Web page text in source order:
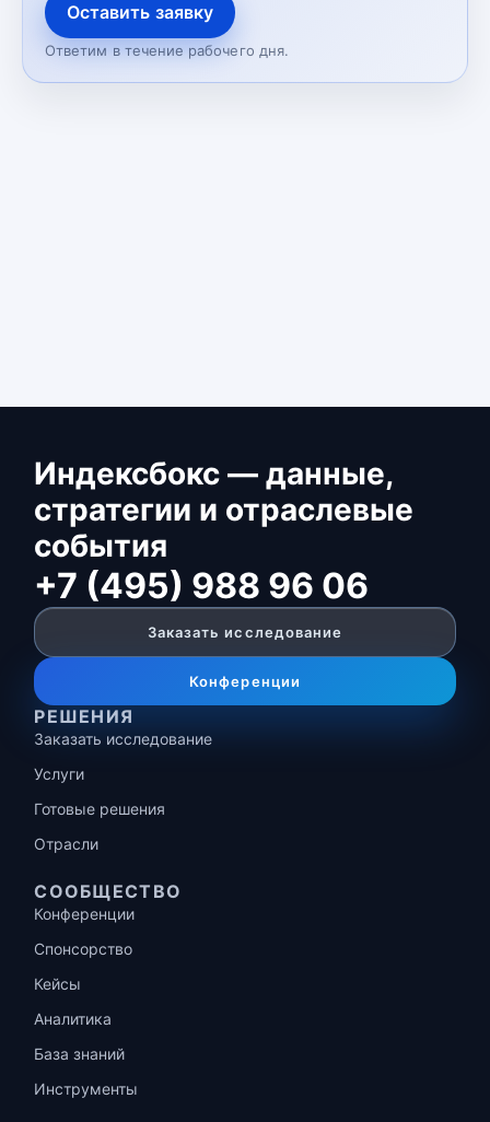
Оставить заявку
Ответим в течение рабочего дня.
Индексбокс — данные,
стратегии и отраслевые
события
+7 (495) 988 96 06
Заказать исследование
Конференции
РЕШЕНИЯ
Заказать исследование
Услуги
Готовые решения
Отрасли
СООБЩЕСТВО
Конференции
Спонсорство
Кейсы
Аналитика
База знаний
Инструменты